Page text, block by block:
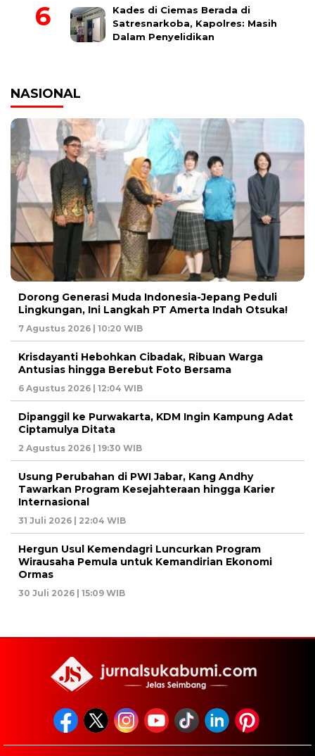
Kades di Ciemas Berada di
Satresnarkoba, Kapolres: Masih
Dalam Penyelidikan
NASIONAL
Dorong Generasi Muda Indonesia-Jepang Peduli
Lingkungan, Ini Langkah PT Amerta Indah Otsuka!
7 Agustus 2026 | 10:20 WIB
Krisdayanti Hebohkan Cibadak, Ribuan Warga
Antusias hingga Berebut Foto Bersama
6 Agustus 2026 | 12:04 WIB
Dipanggil ke Purwakarta, KDM Ingin Kampung Adat
Ciptamulya Ditata
2 Agustus 2026 | 19:30 WIB
Usung Perubahan di PWI Jabar, Kang Andhy
Tawarkan Program Kesejahteraan hingga Karier
Internasional
31 Juli 2026 | 22:04 WIB
Hergun Usul Kemendagri Luncurkan Program
Wirausaha Pemula untuk Kemandirian Ekonomi
Ormas
30 Juli 2026 | 15:09 WIB